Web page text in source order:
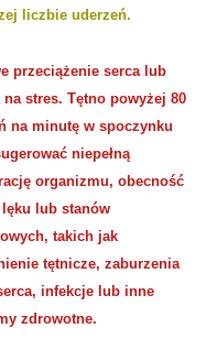
liczbie uderzeń.
przeciążenie serca lub
na stres. Tętno powyżej 80
na minutę w spoczynku
niepełną
organizmu, obecność
lub stanów
takich jak
tętnicze, zaburzenia
infekcje lub inne
zdrowotne.